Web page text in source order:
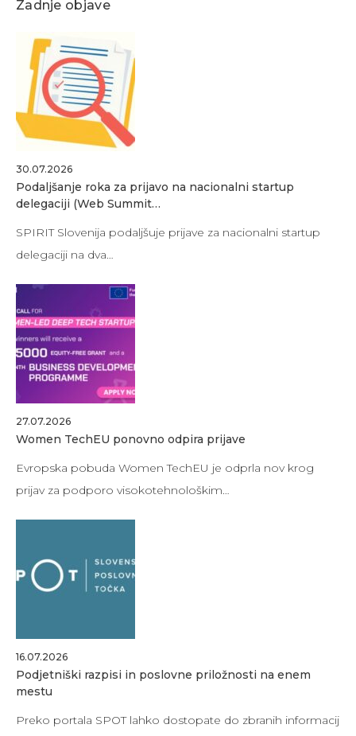
Zadnje objave
30.07.2026
Podaljšanje roka za prijavo na nacionalni startup
delegaciji (Web Summit…
SPIRIT Slovenija podaljšuje prijave za nacionalni startup
delegaciji na dva…
27.07.2026
Women TechEU ponovno odpira prijave
Evropska pobuda Women TechEU je odprla nov krog
prijav za podporo visokotehnološkim…
16.07.2026
Podjetniški razpisi in poslovne priložnosti na enem
mestu
Preko portala SPOT lahko dostopate do zbranih informacij